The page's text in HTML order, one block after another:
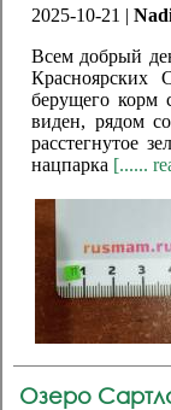
2025-10-21 |
Всем добрый
Красноярских
берущего корм
виден, рядом
расстегнутое
нацпарка [......
Озеро